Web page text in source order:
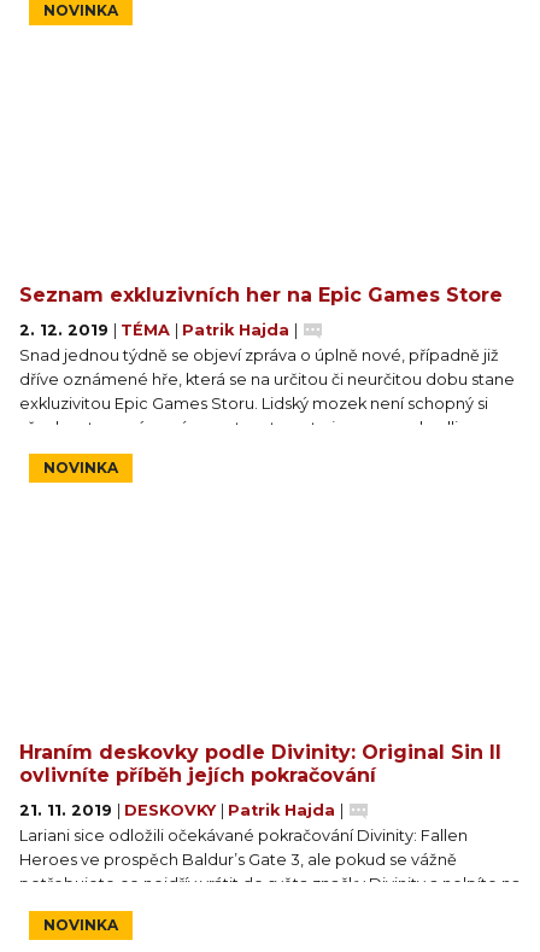
s perzistentní kampaní čítající stovku scénářů nezůstane
NOVINKA
Seznam exkluzivních her na Epic Games Store
2. 12. 2019 | TÉMA | Patrik Hajda |
Snad jednou týdně se objeví zpráva o úplně nové, případně již
dříve oznámené hře, která se na určitou či neurčitou dobu stane
exkluzivitou Epic Games Storu. Lidský mozek není schopný si
všechna ta oznámení pamatovat, proto jsme se rozhodli
shromáždit všechny takové hry na jednom místě. Počítadlo se
prozatím zastavilo na 101.
NOVINKA
Hraním deskovky podle Divinity: Original Sin II
ovlivníte příběh jejích pokračování
21. 11. 2019 | DESKOVKY | Patrik Hajda |
Lariani sice odložili očekávané pokračování Divinity: Fallen
Heroes ve prospěch Baldur’s Gate 3, ale pokud se vážně
potřebujete co nejdřív vrátit do světa značky Divinity a nelpíte na
digitálu, měla by do roka vzniknout stolní hra podle Divinity:
Original Sin II, která právě teď slušně boduje na Kickstarteru.
NOVINKA